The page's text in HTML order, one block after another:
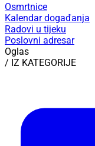
Osmrtnice
Kalendar događanja
Radovi u tijeku
Poslovni adresar
Oglas
/ IZ KATEGORIJE